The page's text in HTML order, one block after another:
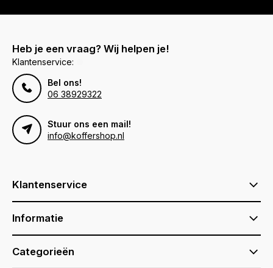
Heb je een vraag? Wij helpen je!
Klantenservice:
Bel ons!
06 38929322
Stuur ons een mail!
info@koffershop.nl
Klantenservice
Informatie
Categorieën